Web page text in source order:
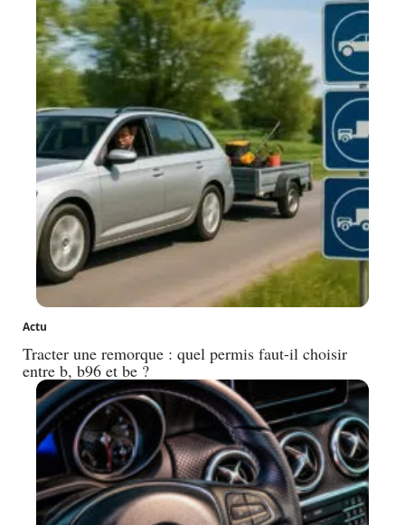
Actu
Tracter une remorque : quel permis faut-il choisir
entre b, b96 et be ?